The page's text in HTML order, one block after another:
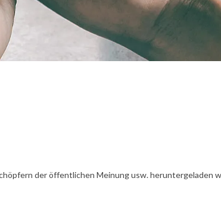
der öffentlichen Meinung usw.